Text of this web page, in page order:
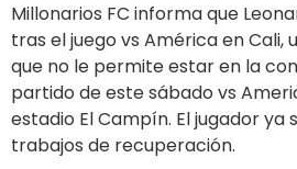
Millonarios FC informa que
tras el juego vs América en Cali,
que no le permite estar en la
partido de este sábado vs
estadio El Campín. El jugador ya
trabajos de recuperación.